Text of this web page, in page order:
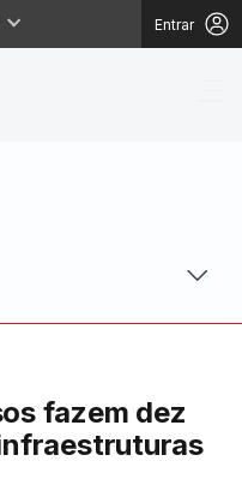
Entrar
fazem dez